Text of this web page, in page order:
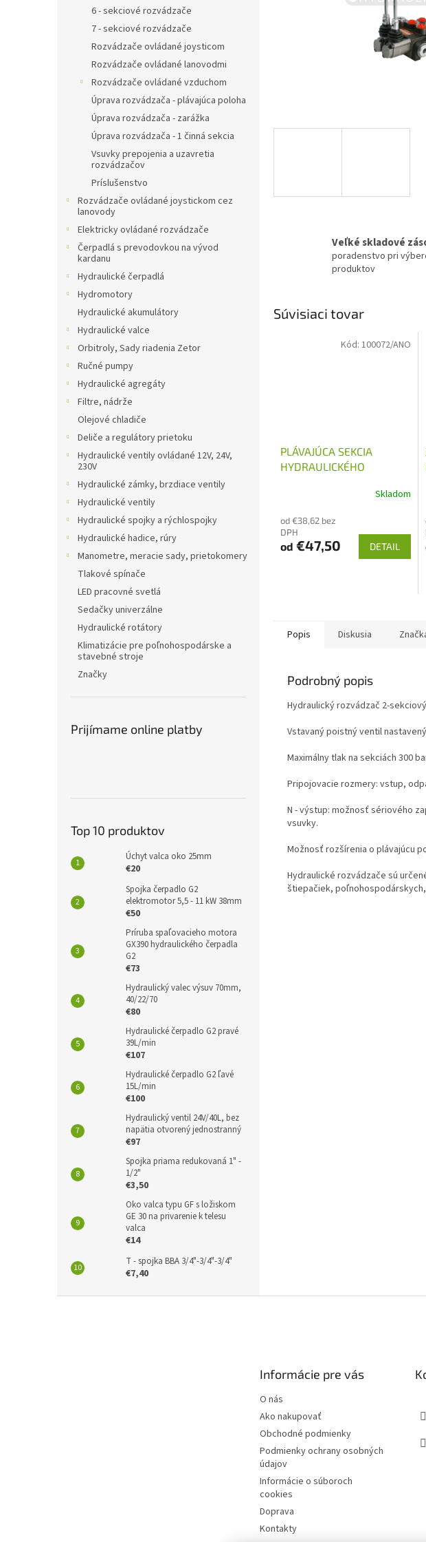
6 - sekciové rozvádzače
7 - sekciové rozvádzače
Rozvádzače ovládané joysticom
Rozvádzače ovládané lanovodmi
Rozvádzače ovládané vzduchom
Úprava rozvádzača - plávajúca poloha
Úprava rozvádzača - zarážka
Úprava rozvádzača - 1 činná sekcia
Vsuvky prepojenia a uzavretia
rozvádzačov
Príslušenstvo
Rozvádzače ovládané joystickom cez
lanovody
Elektricky ovládané rozvádzače
Čerpadlá s prevodovkou na vývod
kardanu
Hydraulické čerpadlá
Hydromotory
Hydraulické akumulátory
Hydraulické valce
Orbitroly, Sady riadenia Zetor
Ručné pumpy
Hydraulické agregáty
Filtre, nádrže
Olejové chladiče
Deliče a regulátory prietoku
Hydraulické ventily ovládané 12V, 24V,
230V
Hydraulické zámky, brzdiace ventily
Hydraulické ventily
Hydraulické spojky a rýchlospojky
Hydraulické hadice, rúry
Manometre, meracie sady, prietokomery
Tlakové spínače
LED pracovné svetlá
Sedačky univerzálne
Hydraulické rotátory
Klimatizácie pre poľnohospodárske a
stavebné stroje
Značky
Prijímame online platby
Top 10 produktov
Úchyt valca oko 25mm
€20
Spojka čerpadlo G2
elektromotor 5,5 - 11 kW 38mm
€50
Príruba spaľovacieho motora
GX390 hydraulického čerpadla
G2
€73
Hydraulický valec výsuv 70mm,
40/22/70
€80
Hydraulické čerpadlo G2 pravé
39L/min
€107
Hydraulické čerpadlo G2 ľavé
15L/min
€100
Hydraulický ventil 24V/40L, bez
napätia otvorený jednostranný
€97
Spojka priama redukovaná 1" -
1/2"
€3,50
Oko valca typu GF s ložiskom
GE 30 na privarenie k telesu
valca
€14
T - spojka BBA 3/4"-3/4"-3/4"
€7,40
Veľké skladové
poradenstvo pri
produktov
Súvisiaci tovar
PLÁVAJÚCA SEKCIA
HYDRAULICKÉHO
Skladom
od €38,62 bez
DPH
od €47,50 DETAIL
Kód: 100072/ANO
Popis Diskusia
Podrobný popis
Hydraulický rozvádzač 2-
Vstavaný poistný ventil
Maximálny tlak na sekciách 300
Pripojovacie rozmery: vstup,
N - výstup: možnosť sériového
vsuvky.
Možnosť rozšírenia o plávajúcu
Hydraulické rozvádzače sú
štiepačiek,
Informácie pre vás
O nás
Ako nakupovať
Obchodné podmienky
Podmienky ochrany osobných
údajov
Informácie o súboroch
cookies
Doprava
Kontakty